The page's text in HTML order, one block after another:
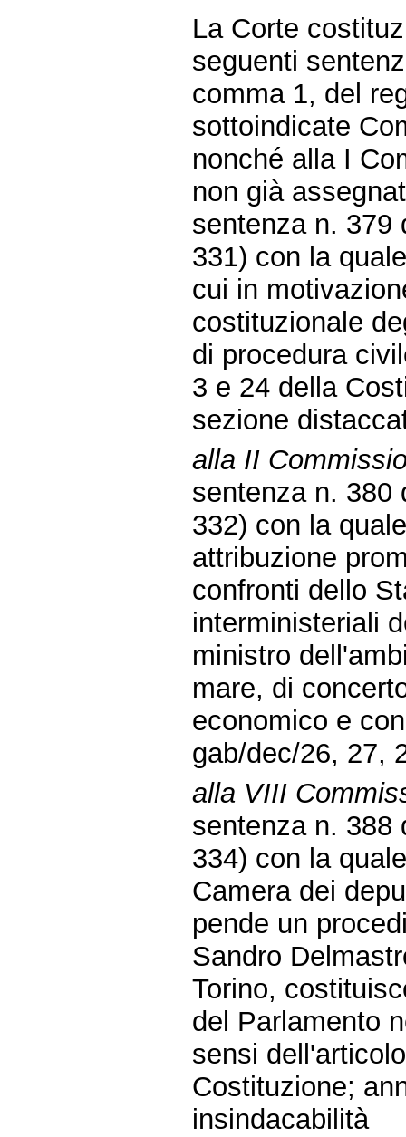
La Corte
seguenti
comma 1, del
sottoindicate
nonché alla I
non già
sentenza n. 379
331) con la
cui in
costituzionale
di procedura
3 e 24 della
sezione
alla II
sentenza n. 380
332) con la
attribuzione
confronti dello
interministeriali
ministro
mare, di
economico e
gab/dec/26, 27,
alla VIII
sentenza n. 388
334) con la
Camera dei
pende un
Sandro
Torino,
del Parlamento
sensi
Costituzione;
insindacabilità